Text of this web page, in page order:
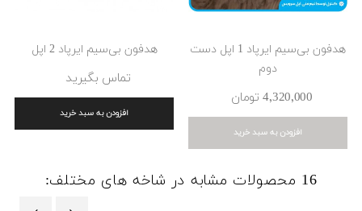
هدفون بی‌سیم ایرپاد 1 اپل دست
دوم
4٬320٬000 ‎تومان
افزودن به سبد خرید
هدفون بی‌سیم ایرپاد 2 اپل
تماس بگیرید
افزودن به سبد خرید
16 محصولات مشابه در شاخه های مختلف: